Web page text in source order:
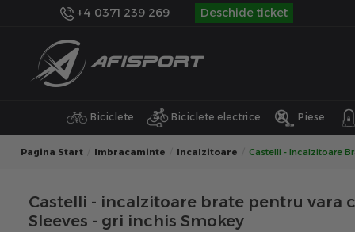
+4 0371 239 269 Deschide ticket
Biciclete Biciclete electrice Piese
Pagina Start Imbracaminte Incalzitoare Castelli - Incalzitoare
Castelli - incalzitoare brate pentru vara
Sleeves - gri inchis Smokey